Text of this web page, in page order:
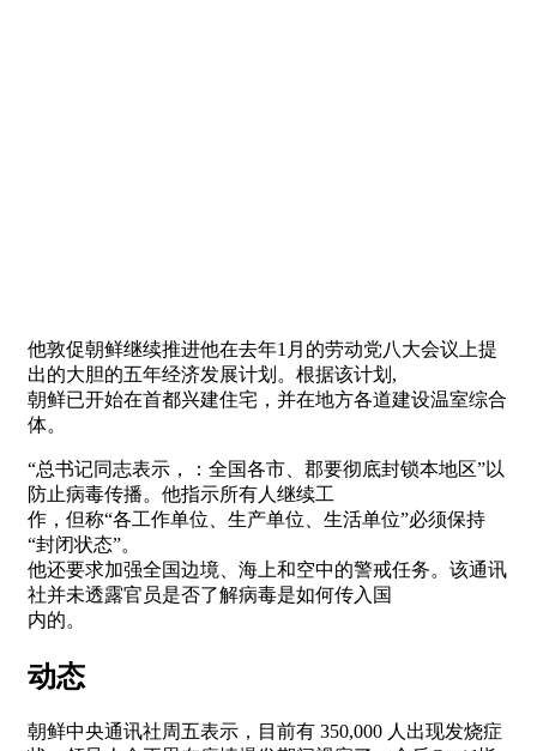
他敦促朝鲜继续推进他在去年1月的劳动党八大会议上提
出的大胆的五年经济发展计划。根据该计划,
朝鲜已开始在首都兴建住宅，并在地方各道建设温室综合
体。
“总书记同志表示，：全国各市、郡要彻底封锁本地区”以
防止病毒传播。他指示所有人继续工
作，但称“各工作单位、生产单位、生活单位”必须保持
“封闭状态”。
他还要求加强全国边境、海上和空中的警戒任务。该通讯
社并未透露官员是否了解病毒是如何传入国
内的。
动态
朝鲜中央通讯社周五表示，目前有 350,000 人出现发烧症